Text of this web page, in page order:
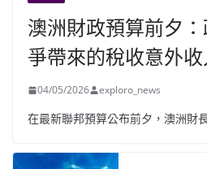
澳洲財政預算前夕
爭帶來的稅收意外收
04/05/2026 exploro_news
在最新聯邦預算公布前夕，澳洲財